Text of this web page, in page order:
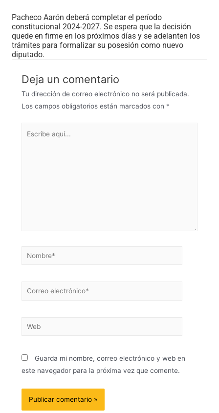
Pacheco Aarón deberá completar el período
constitucional 2024-2027. Se espera que la decisión
quede en firme en los próximos días y se adelanten los
trámites para formalizar su posesión como nuevo
diputado.
Deja un comentario
Tu dirección de correo electrónico no será publicada.
Los campos obligatorios están marcados con *
Guarda mi nombre, correo electrónico y web en
este navegador para la próxima vez que comente.